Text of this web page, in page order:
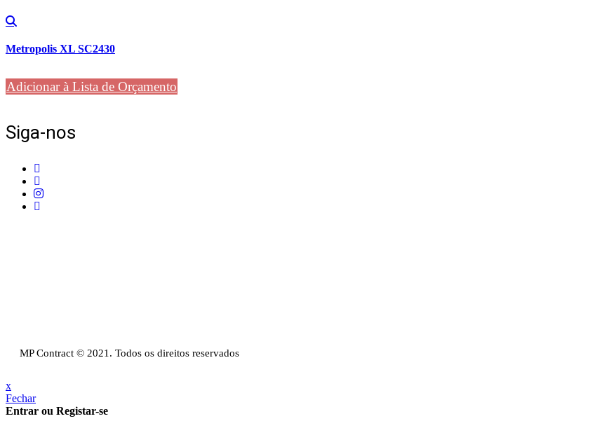
Metropolis XL SC2430
Adicionar à Lista de Orçamento
Siga-nos
MP Contract © 2021. Todos os direitos reservados
x
Fechar
Entrar ou Registar-se